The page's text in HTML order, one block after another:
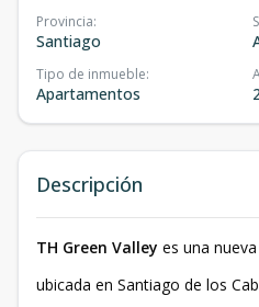
Provincia:
Santiago
Tipo de inmueble:
Apartamentos
Descripción
TH Green Valley es una
ubicada en Santiago de los